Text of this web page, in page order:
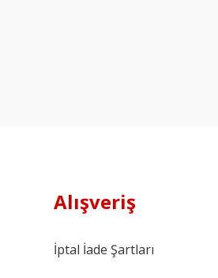
Alışveriş
İptal İade Şartları